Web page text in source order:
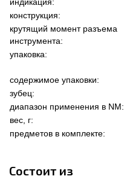
конструкция:
крутящий момент разъема
инструмента:
упаковка:
содержимое упаковки:
зубец:
диапазон применения в NM:
вес, г:
предметов в комплекте:
Состоит из